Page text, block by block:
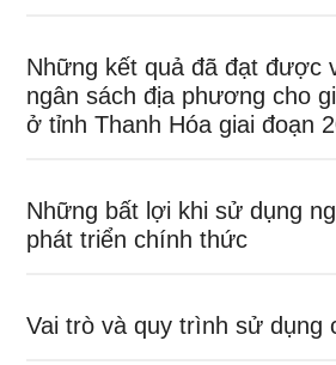
Những kết quả đã đạt được
ngân sách địa phương cho
ở tỉnh Thanh Hóa giai đoạn
Những bất lợi khi sử dụng
phát triển chính thức
Vai trò và quy trình sử dụng